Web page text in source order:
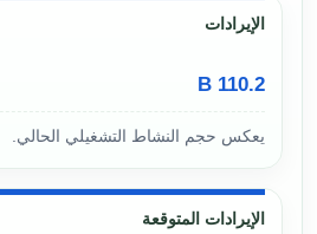
الإيرادات
110.2 B
يعكس حجم النشاط التشغيلي الحالي.
الإيرادات المتوقعة